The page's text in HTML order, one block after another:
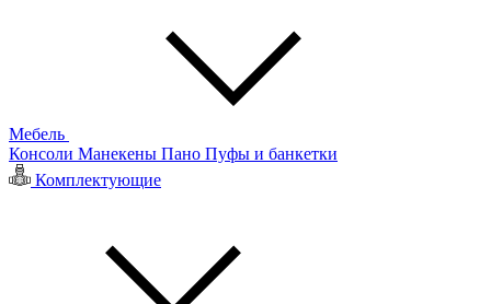
Мебель
Консоли Манекены Пано Пуфы и банкетки
Комплектующие